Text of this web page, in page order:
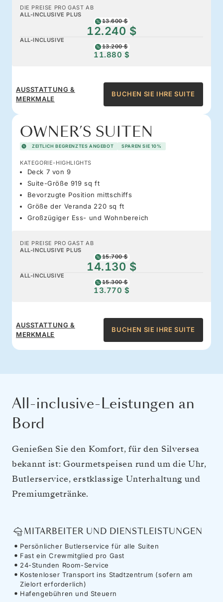
DIE PREISE PRO GAST AB
ALL-INCLUSIVE PLUS
13.600 $
12.240 $
ALL-INCLUSIVE
13.200 $
11.880 $
AUSSTATTUNG &
MERKMALE
BUCHEN SIE IHRE SUITE
OWNER’S SUITEN
ZEITLICH BEGRENZTES ANGEBOT SPAREN SIE 10%
KATEGORIE-HIGHLIGHTS
Deck 7 von 9
Suite-Größe 919 sq ft
Bevorzugte Position mittschiffs
Größe der Veranda 220 sq ft
Großzügiger Ess- und Wohnbereich
DIE PREISE PRO GAST AB
ALL-INCLUSIVE PLUS
15.700 $
14.130 $
ALL-INCLUSIVE
15.300 $
13.770 $
AUSSTATTUNG &
MERKMALE
BUCHEN SIE IHRE SUITE
All-inclusive-Leistungen an
Bord
Genießen Sie den Komfort, für den Silversea
bekannt ist: Gourmetspeisen rund um die Uhr,
Butlerservice, erstklassige Unterhaltung und
Premiumgetränke.
MITARBEITER UND DIENSTLEISTUNGEN
Persönlicher Butlerservice für alle Suiten
Fast ein Crewmitglied pro Gast
24-Stunden Room-Service
Kostenloser Transport ins Stadtzentrum (sofern am
Zielort erforderlich)
Hafengebühren und Steuern